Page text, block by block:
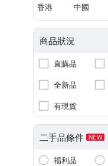
香港 中國
商品狀況
直購品
全新品
有現貨
二手品條件 NEW
福利品